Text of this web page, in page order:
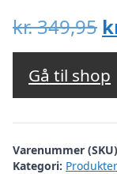
kr.349,95
Gå til shop
Varenummer
Kategori: Produkter